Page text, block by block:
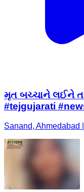
મૃત બચ્ચાને લઈને
#tejgujarati
Sanand, Ahmedabad